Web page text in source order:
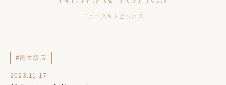
ニュース&トピックス
#南大阪店
2023.11.17